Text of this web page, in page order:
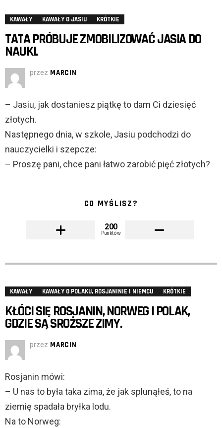
KAWAŁY KAWAŁY O JASIU KRÓTKIE
TATA PRÓBUJE ZMOBILIZOWAĆ JASIA DO
NAUKI.
przez MARCIN
– Jasiu, jak dostaniesz piątkę to dam Ci dziesięć
złotych.
Następnego dnia, w szkole, Jasiu podchodzi do
nauczycielki i szepcze:
– Proszę pani, chce pani łatwo zarobić pięć złotych?
CO MYŚLISZ?
200
Punktów
KAWAŁY KAWAŁY O POLAKU, ROSJANINIE I NIEMCU KRÓTKIE
KŁÓCI SIĘ ROSJANIN, NORWEG I POLAK,
GDZIE SĄ SROŻSZE ZIMY.
przez MARCIN
Rosjanin mówi:
– U nas to była taka zima, że jak splunąłeś, to na
ziemię spadała bryłka lodu.
Na to Norweg: